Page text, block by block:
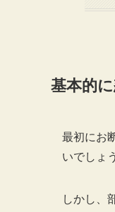
基本的
最初にお
いでしょ
しかし、